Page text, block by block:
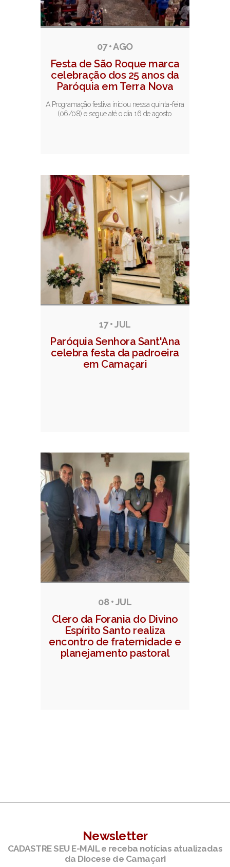
07 • AGO
Festa de São Roque marca
celebração dos 25 anos da
Paróquia em Terra Nova
A Programação festiva iniciou nessa quinta-feira
(06/08) e segue até o dia 16 de agosto.
17 • JUL
Paróquia Senhora Sant'Ana
celebra festa da padroeira
em Camaçari
08 • JUL
Clero da Forania do Divino
Espírito Santo realiza
encontro de fraternidade e
planejamento pastoral
Newsletter
CADASTRE SEU E-MAIL e receba notícias atualizadas
da Diocese de Camaçari